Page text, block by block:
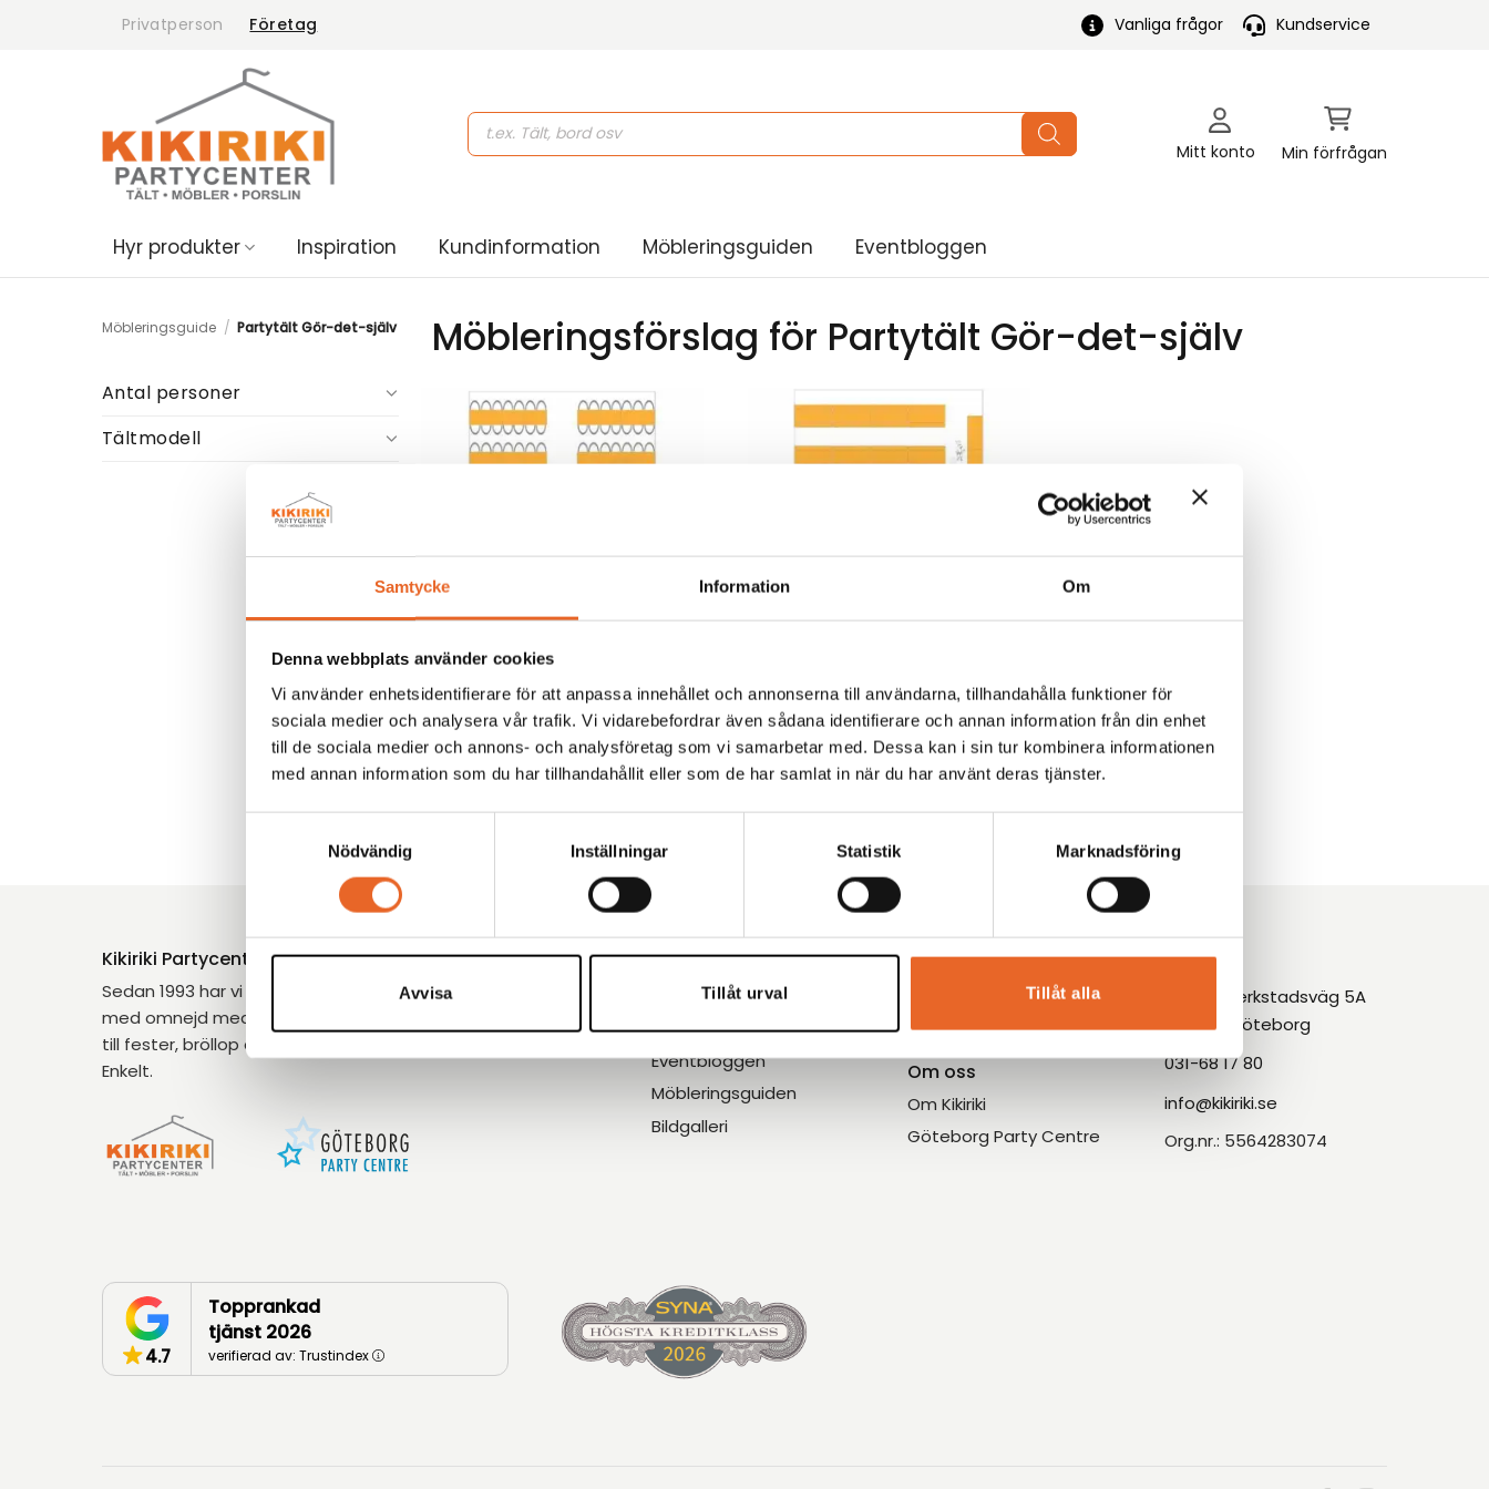
Samtycke Information Om
Denna webbplats använder cookies
Vi använder enhetsidentifierare för att anpassa innehållet och annonserna till användarna, tillhandahålla funktioner för
sociala medier och analysera vår trafik. Vi vidarebefordrar även sådana identifierare och annan information från din enhet
till de sociala medier och annons- och analysföretag som vi samarbetar med. Dessa kan i sin tur kombinera informationen
med annan information som du har tillhandahållit eller som de har samlat in när du har använt deras tjänster.
Nödvändig
Inställningar Statistik Marknadsföring
Avvisa Tillåt urval Tillåt alla
Privatperson Företag Vanliga frågor Kundservice
Products
search
Mitt konto Min förfrågan
Hyr produkter Inspiration Kundinformation Möbleringsguiden Eventbloggen
Möbleringsguide / Partytält Gör-det-själv
Antal personer
Tältmodell
Möbleringsförslag för Partytält Gör-det-själv
själv,Modula-4 (4,6 x 9,2m)
Antal personer:112
Antal personer:128
« 1 … 9 10
Kikiriki Partycenter
Sedan 1993 har vi hjälpt tusentals kunder i Göteborg
med omnejd med uthyrning av tält, möbler och porslin
till fester, bröllop och företagsevent. Tryggt. Proffsigt.
Enkelt.
Meny
Hyr produkter
Inspiration
Eventbloggen
Möbleringsguiden
Bildgalleri
Kundservice
Kundinformation
Kontakt
Om oss
Om Kikiriki
Göteborg Party Centre
Kontakt
Askims Verkstadsväg 5A
436 34, Göteborg
031-68 17 80
info@kikiriki.se
Org.nr.: 5564283074
4.7
Topprankad
tjänst 2026
verifierad av: Trustindex